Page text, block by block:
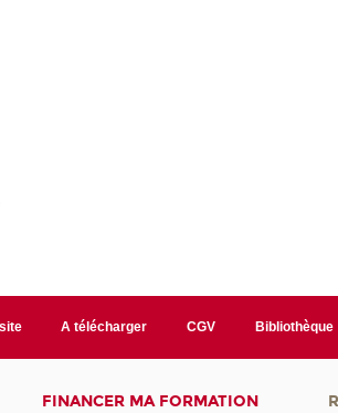
A télécharger CGV Bibliothèque
FINANCER MA FORMATION